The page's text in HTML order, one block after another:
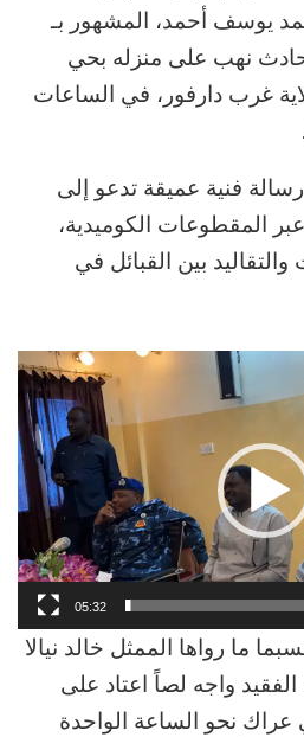
يوسف أحمد، المشهور بـ
حادث نهب على منزله بحي
غرب دارفور، في الساعات
فنية عميقة تدعو إلى
المقطوعات الكوميدية،
بين القبائل في
05:32
ما رواها الممثل خالد نيالا
واجه لصاً اعتاد على
نحو الساعة الواحدة